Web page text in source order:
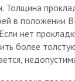
Толщина
в положении
нет
более